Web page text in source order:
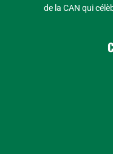
de la CAN qui